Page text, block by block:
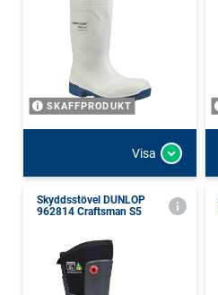
SKAFFPRODUKT
Visa
Skyddsstövel DUNLOP
962814 Craftsman S5